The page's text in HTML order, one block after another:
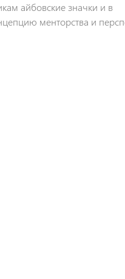
айбовские значки и в
менторства и